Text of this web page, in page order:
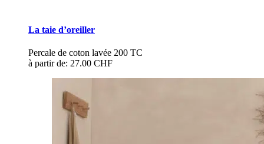
La taie d’oreiller
Percale de coton lavée 200 TC
à partir de: 27.00 CHF